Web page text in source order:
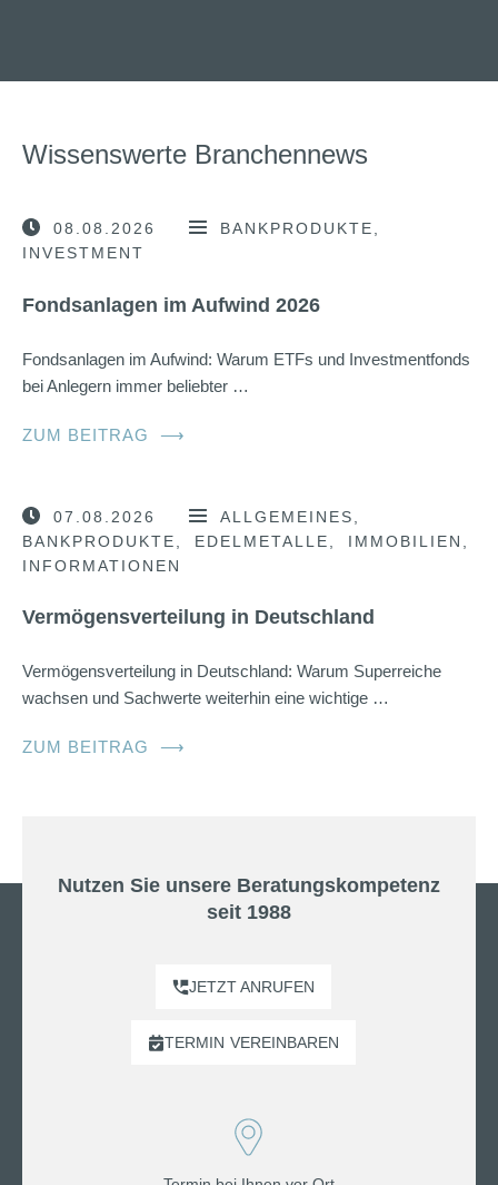
Wissenswerte Branchennews
08.08.2026
BANKPRODUKTE
INVESTMENT
Fondsanlagen im Aufwind 2026
Fondsanlagen im Aufwind: Warum ETFs und Investmentfonds
bei Anlegern immer beliebter …
ZUM BEITRAG ⟶
07.08.2026
ALLGEMEINES
BANKPRODUKTE
EDELMETALLE
IMMOBILIEN
INFORMATIONEN
Vermögensverteilung in Deutschland
Vermögensverteilung in Deutschland: Warum Superreiche
wachsen und Sachwerte weiterhin eine wichtige …
ZUM BEITRAG ⟶
Nutzen Sie unsere Beratungskompetenz
seit 1988
JETZT ANRUFEN
TERMIN VEREINBAREN